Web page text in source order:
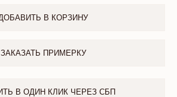
В КОРЗИНУ
ЗАКАЗАТЬ ПРИМЕРКУ
В ОДИН КЛИК ЧЕРЕЗ СБП